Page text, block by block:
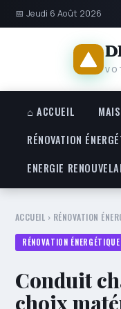
📅 Jeudi 6 Août 2026
⌂ ACCUEIL
RÉNOVATION
ENERGIE
ACCUEIL › RÉNOVATION
RÉNOVATION ÉNERGÉTIQUE
Conduit
choix